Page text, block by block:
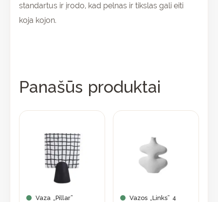
standartus ir įrodo, kad pelnas ir tikslas gali eiti
koja kojon.
Panašūs produktai
Vaza „Pillar” Vazos „Links” 4